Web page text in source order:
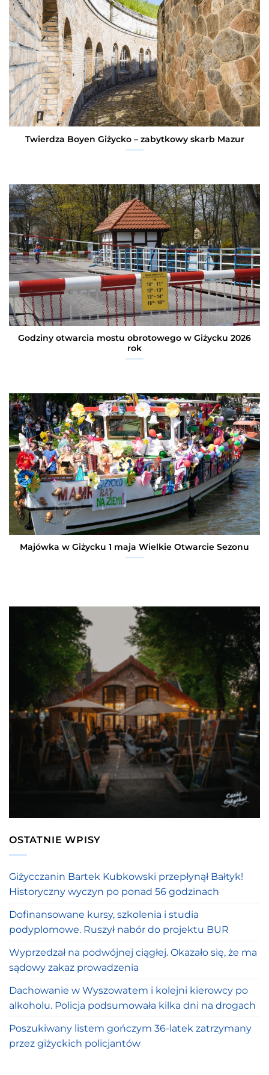
Twierdza Boyen Giżycko – zabytkowy skarb Mazur
Godziny otwarcia mostu obrotowego w Giżycku 2026
rok
Majówka w Giżycku 1 maja Wielkie Otwarcie Sezonu
OSTATNIE WPISY
Giżycczanin Bartek Kubkowski przepłynął Bałtyk!
Historyczny wyczyn po ponad 56 godzinach
Dofinansowane kursy, szkolenia i studia
podyplomowe. Ruszył nabór do projektu BUR
Wyprzedzał na podwójnej ciągłej. Okazało się, że ma
sądowy zakaz prowadzenia
Dachowanie w Wyszowatem i kolejni kierowcy po
alkoholu. Policja podsumowała kilka dni na drogach
Poszukiwany listem gończym 36-latek zatrzymany
przez giżyckich policjantów